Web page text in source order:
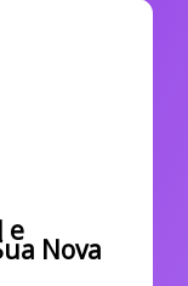
e
Nova